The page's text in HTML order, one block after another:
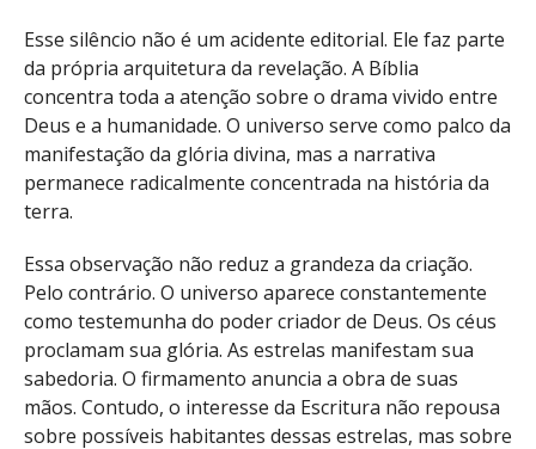
Esse silêncio não é um acidente editorial. Ele faz parte
da própria arquitetura da revelação. A Bíblia
concentra toda a atenção sobre o drama vivido entre
Deus e a humanidade. O universo serve como palco da
manifestação da glória divina, mas a narrativa
permanece radicalmente concentrada na história da
terra.
Essa observação não reduz a grandeza da criação.
Pelo contrário. O universo aparece constantemente
como testemunha do poder criador de Deus. Os céus
proclamam sua glória. As estrelas manifestam sua
sabedoria. O firmamento anuncia a obra de suas
mãos. Contudo, o interesse da Escritura não repousa
sobre possíveis habitantes dessas estrelas, mas sobre